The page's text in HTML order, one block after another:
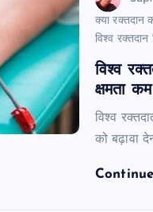
क्या रक्तदान
विश्व
विश्व
क्षमता
विश्व
को बढ़ावा